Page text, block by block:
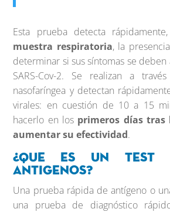
Esta prueba detecta
muestra respiratoria, la
determinar si sus síntomas se
SARS-Cov-2. Se realizan a
nasofaríngea y detectan
virales: en cuestión de 10 a 15
hacerlo en los primeros días tras
aumentar su efectividad.
¿Que es un Test
Antigenos?
Una prueba rápida de antígeno o
una prueba de diagnóstico